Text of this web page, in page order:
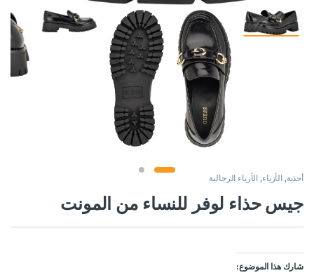
أحذية, الأزياء, الأزياء الرجالية
جيس حذاء لوفر للنساء من المونت
شارك هذا الموضوع: